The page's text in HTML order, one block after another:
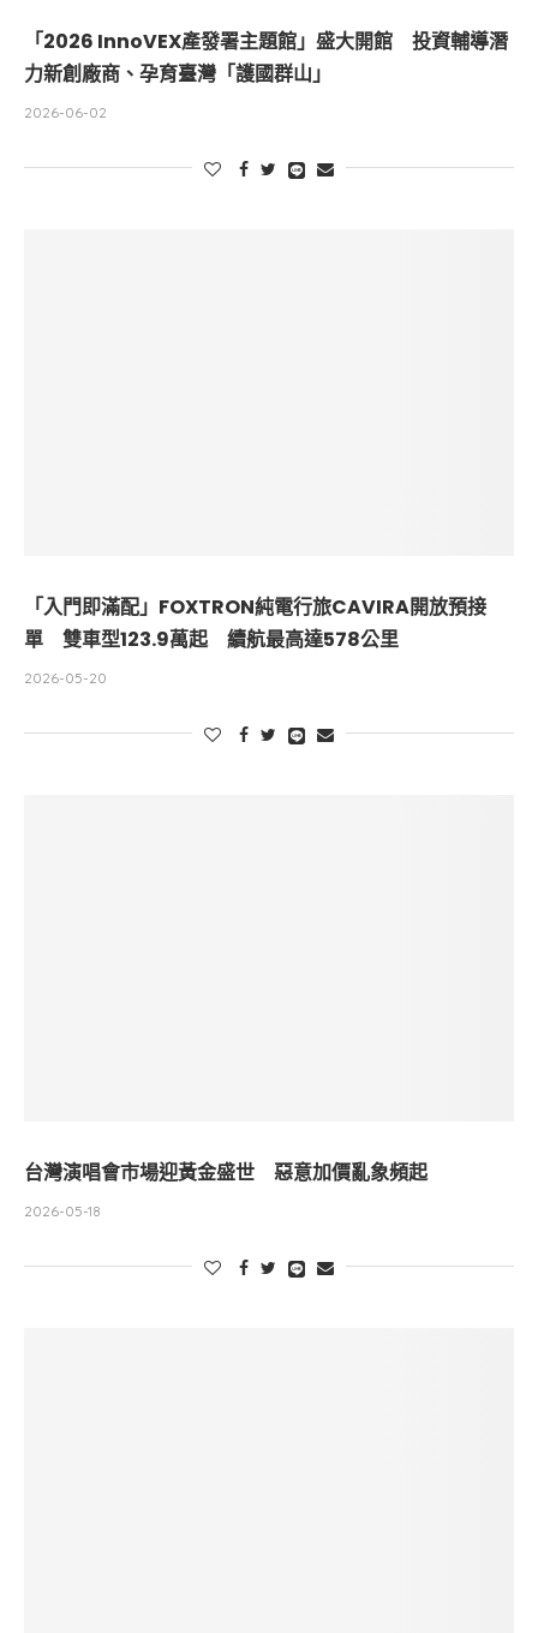
「2026 InnoVEX產發署主題館」盛大開館 投資輔導潛
力新創廠商、孕育臺灣「護國群山」
2026-06-02
「入門即滿配」FOXTRON純電行旅CAVIRA開放預接
單 雙車型123.9萬起 續航最高達578公里
2026-05-20
台灣演唱會市場迎黃金盛世 惡意加價亂象頻起
2026-05-18